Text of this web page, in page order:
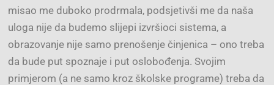
misao me duboko prodrmala, podsjetivši me da naša
uloga nije da budemo slijepi izvršioci sistema, a
obrazovanje nije samo prenošenje činjenica – ono treba
da bude put spoznaje i put oslobođenja. Svojim
primjerom (a ne samo kroz školske programe) treba da